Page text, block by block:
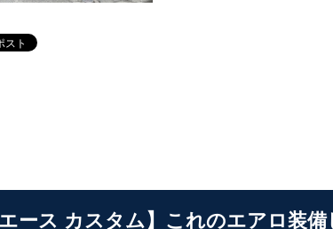
エース カスタム】これのエアロ装